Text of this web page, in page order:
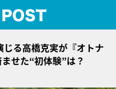
る高橋克実が『オトナ
せた“初体験”は？